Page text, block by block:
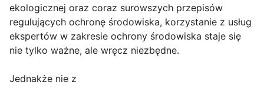
ekologicznej oraz coraz surowszych przepisów
regulujących ochronę środowiska, korzystanie z usług
ekspertów w zakresie ochrony środowiska staje się
nie tylko ważne, ale wręcz niezbędne.
Jednakże nie z